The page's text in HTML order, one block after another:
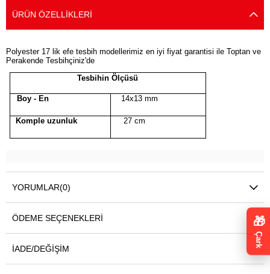
ÜRÜN ÖZELLIKLERI
Polyester 17 lik efe tesbih modellerimiz en iyi fiyat garantisi ile Toptan ve
Perakende Tesbihçiniz'de
Tesbihin Ölçüsü
Boy - En 14x13 mm
Komple uzunluk 27 cm
YORUMLAR(0)
ÖDEME SEÇENEKLERI
İADE/DEĞIŞIM
🎁
Çark